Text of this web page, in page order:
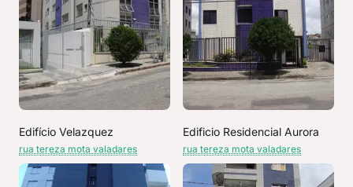
Edifício Velazquez
rua tereza mota valadares
Edificio Residencial Aurora
rua tereza mota valadares